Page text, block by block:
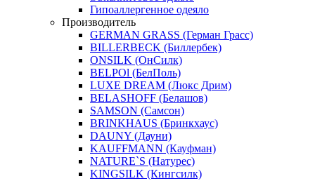
Гипоаллергенное одеяло
Производитель
GERMAN GRASS (Герман Грасс)
BILLERBECK (Биллербек)
ONSILK (ОнСилк)
BELPOl (БелПоль)
LUXE DREAM (Люкс Дрим)
BELASHOFF (Белашов)
SAMSON (Самсон)
BRINKHAUS (Бринкхаус)
DAUNY (Дауни)
KAUFFMANN (Кауфман)
NATURE`S (Натурес)
KINGSILK (Кингсилк)